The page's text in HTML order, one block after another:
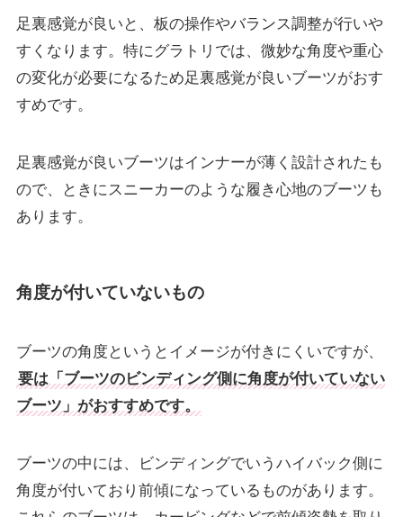
足裏感覚が良いと、板の操作やバランス調整が行いや
すくなります。特にグラトリでは、微妙な角度や重心
の変化が必要になるため足裏感覚が良いブーツがおす
すめです。
足裏感覚が良いブーツはインナーが薄く設計されたも
ので、ときにスニーカーのような履き心地のブーツも
あります。
角度が付いていないもの
ブーツの角度というとイメージが付きにくいですが、
要は「ブーツのビンディング側に角度が付いていない
ブーツ」がおすすめです。
ブーツの中には、ビンディングでいうハイバック側に
角度が付いており前傾になっているものがあります。